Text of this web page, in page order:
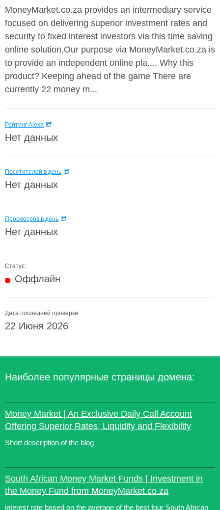
MoneyMarket.co.za provides an intermediary service
focused on delivering superior investment rates and
security to fixed interest investors via this time saving
online solution.Our purpose via MoneyMarket.co.za is
to provide an independent online pla.... Why this
product? Keeping ahead of the game There are
currently 22 money m...
Рейтинг Alexa
Нет данных
Посетителей в день
Нет данных
Просмотров в день
Нет данных
Статус:
Оффлайн
Дата последней проверки:
22 Июня 2026
Наиболее популярные страницы домена:
Money Market | An Exclusive Daily Call Account
Offering Superior Rates, Liquidity and Flexibility
Short description of the blog
South African Money Market Funds | Investment in
the Money Fund from MoneyMarket.co.za
interest rate based on the average of the best four South African